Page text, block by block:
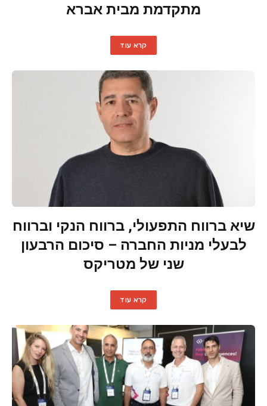
מתקדמת מבית אברא
קרא עוד
שיא ברווח התפעולי, ברווח הנקי וברווח
לבעלי מניות החברה – סיכום הרבעון
שני של מטריקס
קרא עוד